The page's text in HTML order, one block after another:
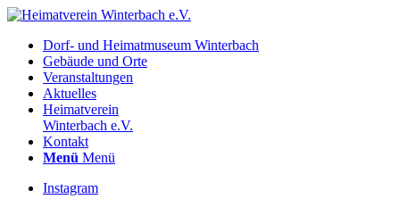
Dorf- und Heimatmuseum Winterbach
Gebäude und Orte
Veranstaltungen
Aktuelles
Heimatverein
Winterbach e.V.
Kontakt
Menü Menü
Instagram